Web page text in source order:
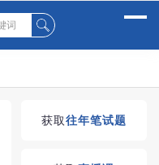
湖南教师招聘考试优
获取往年笔试题